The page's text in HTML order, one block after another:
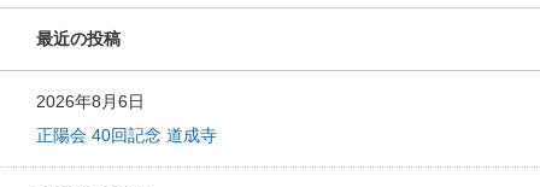
最近の投稿
2026年8月6日
正陽会 40回記念 道成寺